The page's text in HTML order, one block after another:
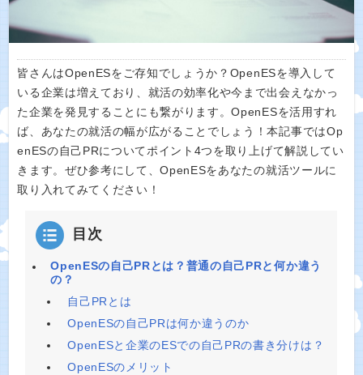
皆さんはOpenESをご存知でしょうか？OpenESを導入して
いる企業は増えており、就活の効率化や今まで出会えなかっ
た企業を発見することにも繋がります。OpenESを活用すれ
ば、あなたの就活の幅が広がることでしょう！本記事ではOp
enESの自己PRについてポイント4つを取り上げて解説してい
きます。ぜひ参考にして、OpenESをあなたの就活ツールに
取り入れてみてください！
目次
OpenESの自己PRとは？普通の自己PRと何か違う
の？
自己PRとは
OpenESの自己PRは何か違うのか
OpenESと企業のESでの自己PRの書き分けは？
OpenESのメリット